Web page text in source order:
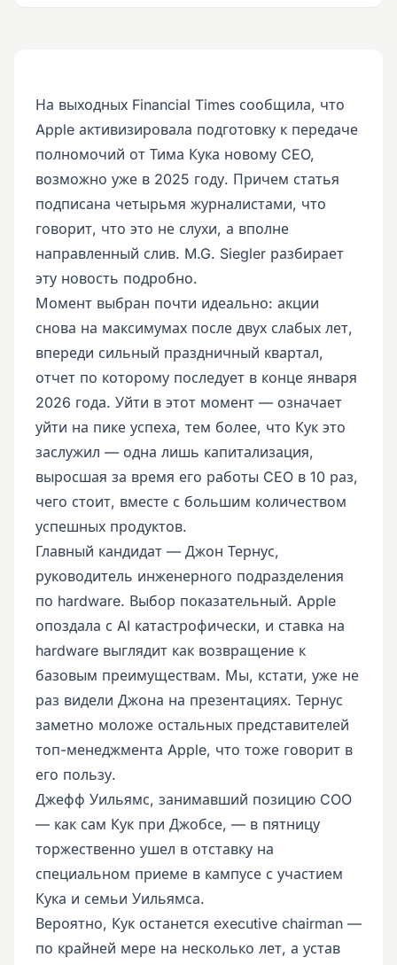
На выходных Financial Times сообщила, что
Apple активизировала подготовку к передаче
полномочий от Тима Кука новому CEO,
возможно уже в 2025 году. Причем статья
подписана четырьмя журналистами, что
говорит, что это не слухи, а вполне
направленный слив. M.G. Siegler разбирает
эту новость подробно.
Момент выбран почти идеально: акции
снова на максимумах после двух слабых лет,
впереди сильный праздничный квартал,
отчет по которому последует в конце января
2026 года. Уйти в этот момент — означает
уйти на пике успеха, тем более, что Кук это
заслужил — одна лишь капитализация,
выросшая за время его работы CEO в 10 раз,
чего стоит, вместе с большим количеством
успешных продуктов.
Главный кандидат — Джон Тернус,
руководитель инженерного подразделения
по hardware. Выбор показательный. Apple
опоздала с AI катастрофически, и ставка на
hardware выглядит как возвращение к
базовым преимуществам. Мы, кстати, уже не
раз видели Джона на презентациях. Тернус
заметно моложе остальных представителей
топ-менеджмента Apple, что тоже говорит в
его пользу.
Джефф Уильямс, занимавший позицию COO
— как сам Кук при Джобсе, — в пятницу
торжественно ушел в отставку на
специальном приеме в кампусе с участием
Кука и семьи Уильямса.
Вероятно, Кук останется executive chairman —
по крайней мере на несколько лет, а устав